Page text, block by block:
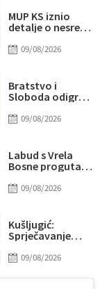
racionalno
trošenje vode
MUP KS iznio
detalje o nesreći
Hadžićima
Sarajeva
09/08/2026
Bratstvo i
Sloboda odigrali
prijateljske
incidenti i
tučnjave
09/08/2026
Labud s Vrela
Bosne progutao
reakcija spasila
09/08/2026
Kušljugić:
Sprječavanje
pregrijavanja
očuvanje
09/08/2026